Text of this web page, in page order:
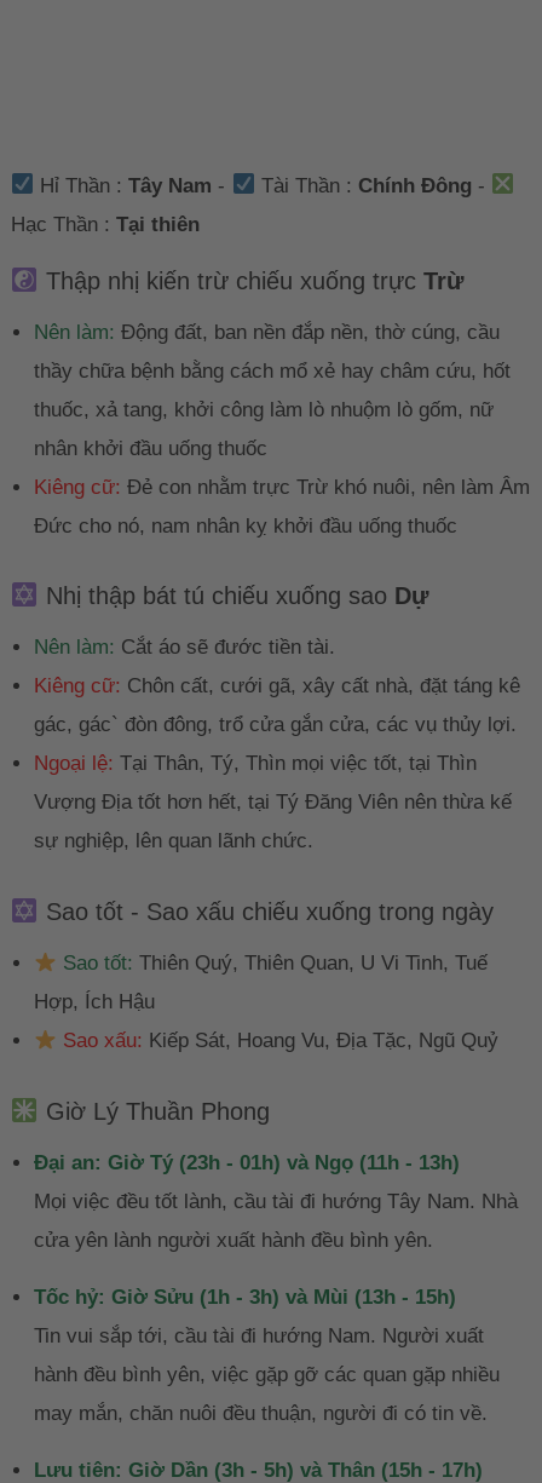
Hỉ Thần :Tây Nam - Tài Thần : Chính Đông -
Hạc Thần : Tại thiên
Thập nhị kiến trừ chiếu xuống trực Trừ
Nên làm: Động đất, ban nền đắp nền, thờ cúng, cầu
thầy chữa bệnh bằng cách mổ xẻ hay châm cứu, hốt
thuốc, xả tang, khởi công làm lò nhuộm lò gốm, nữ
nhân khởi đầu uống thuốc
Kiêng cữ: Đẻ con nhằm trực Trừ khó nuôi, nên làm Âm
Đức cho nó, nam nhân kỵ khởi đầu uống thuốc
Nhị thập bát tú chiếu xuống sao Dự
Nên làm: Cắt áo sẽ đước tiền tài.
Kiêng cữ: Chôn cất, cưới gã, xây cất nhà, đặt táng kê
gác, gác` đòn đông, trổ cửa gắn cửa, các vụ thủy lợi.
Ngoại lệ: Tại Thân, Tý, Thìn mọi việc tốt, tại Thìn
Vượng Địa tốt hơn hết, tại Tý Đăng Viên nên thừa kế
sự nghiệp, lên quan lãnh chức.
Sao tốt - Sao xấu chiếu xuống trong ngày
Sao tốt: Thiên Quý, Thiên Quan, U Vi Tinh, Tuế
Hợp, Ích Hậu
Sao xấu: Kiếp Sát, Hoang Vu, Địa Tặc, Ngũ Quỷ
Giờ Lý Thuần Phong
Đại an: Giờ Tý (23h - 01h) và Ngọ (11h - 13h)
Mọi việc đều tốt lành, cầu tài đi hướng Tây Nam. Nhà
cửa yên lành người xuất hành đều bình yên.
Tốc hỷ: Giờ Sửu (1h - 3h) và Mùi (13h - 15h)
Tin vui sắp tới, cầu tài đi hướng Nam. Người xuất
hành đều bình yên, việc gặp gỡ các quan gặp nhiều
may mắn, chăn nuôi đều thuận, người đi có tin về.
Lưu tiên: Giờ Dần (3h - 5h) và Thân (15h - 17h)